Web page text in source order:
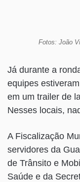
Fotos: João
Já durante a
equipes
em um trailer de
Nesses locais,
A Fiscalização
servidores da
de Trânsito e
Saúde e da